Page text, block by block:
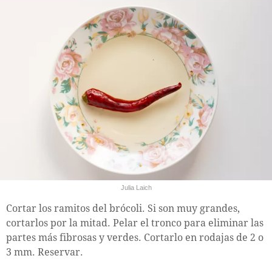
Julia Laich
Cortar los ramitos del brócoli. Si son muy grandes,
cortarlos por la mitad. Pelar el tronco para eliminar las
partes más fibrosas y verdes. Cortarlo en rodajas de 2 o
3 mm. Reservar.